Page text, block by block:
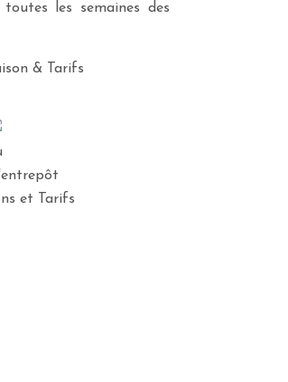
les semaines des
& Tarifs
et Tarifs